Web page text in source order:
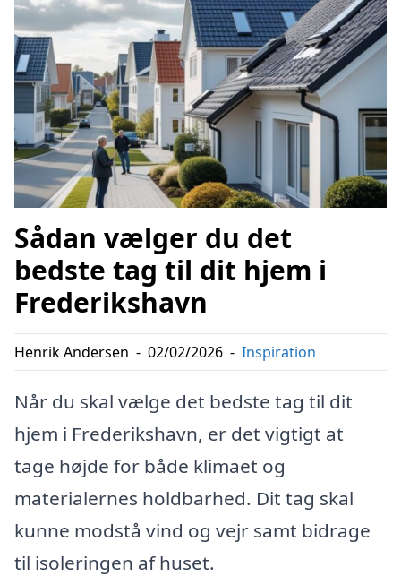
Sådan vælger du det
bedste tag til dit hjem i
Frederikshavn
Henrik Andersen - 02/02/2026 - Inspiration
Når du skal vælge det bedste tag til dit
hjem i Frederikshavn, er det vigtigt at
tage højde for både klimaet og
materialernes holdbarhed. Dit tag skal
kunne modstå vind og vejr samt bidrage
til isoleringen af huset.